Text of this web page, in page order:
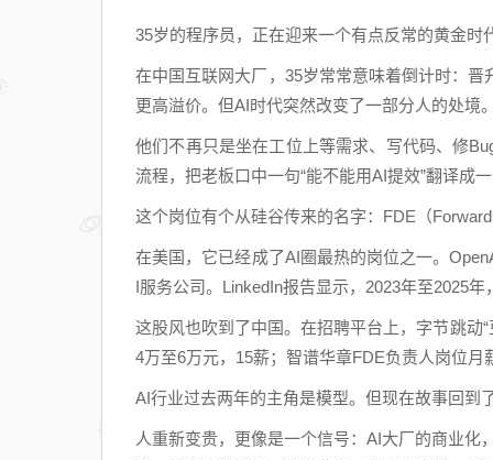
35岁的程序员，正在迎来一个有点反常的黄金时
在中国互联网大厂，35岁常常意味着倒计时：
更高溢价。但AI时代突然改变了一部分人的处境
他们不再只是坐在工位上等需求、写代码、修
流程，把老板口中一句“能不能用AI提效”翻译成
这个岗位有个从硅谷传来的名字：FDE（
在美国，它已经成了AI圈最热的岗位之一。
I服务公司。LinkedIn报告显示，2023年至2025
这股风也吹到了中国。在招聘平台上，字节跳动
4万至6万元，15薪；智谱华章FDE负责人岗位月
AI行业过去两年的主角是模型。但现在故事回到
人重新变贵，更像是一个信号：AI大厂的商业化